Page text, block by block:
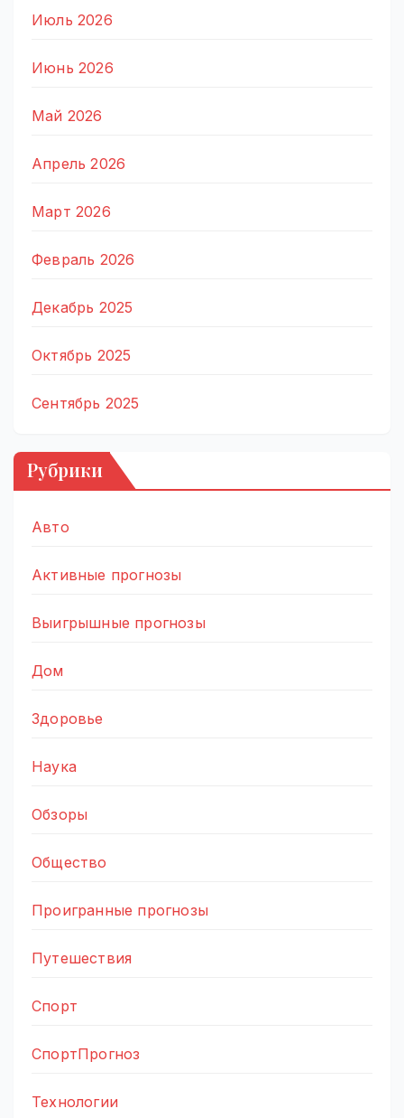
Июль 2026
Июнь 2026
Май 2026
Апрель 2026
Март 2026
Февраль 2026
Декабрь 2025
Октябрь 2025
Сентябрь 2025
Рубрики
Авто
Активные прогнозы
Выигрышные прогнозы
Дом
Здоровье
Наука
Обзоры
Общество
Проигранные прогнозы
Путешествия
Спорт
СпортПрогноз
Технологии